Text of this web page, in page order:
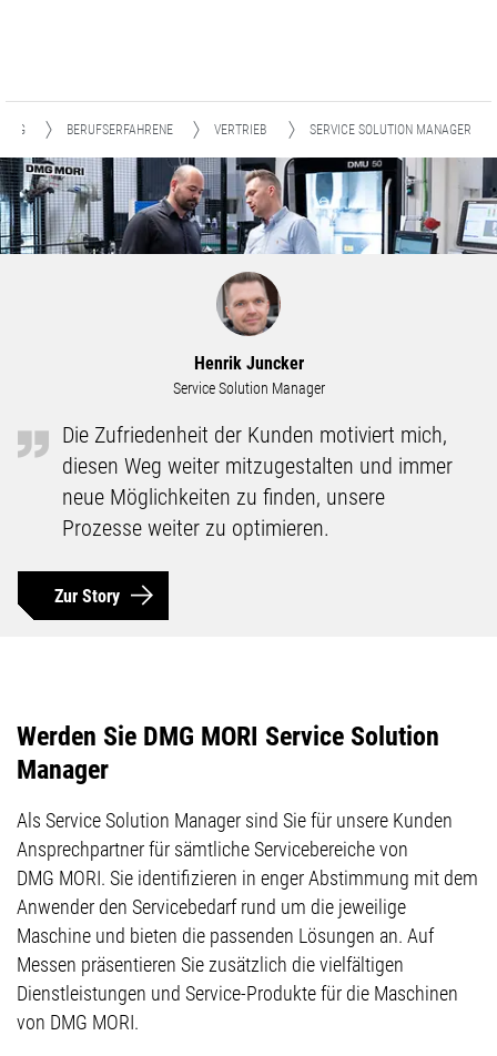
BERUFSERFAHRENE VERTRIEB SERVICE SOLUTION MANAGER
Henrik Juncker
Service Solution Manager
Die Zufriedenheit der Kunden motiviert mich,
diesen Weg weiter mitzugestalten und immer
neue Möglichkeiten zu finden, unsere
Prozesse weiter zu optimieren.
Zur Story
Werden Sie DMG MORI Service Solution
Manager
Als Service Solution Manager sind Sie für unsere Kunden
Ansprechpartner für sämtliche Servicebereiche von
DMG MORI. Sie identifizieren in enger Abstimmung mit dem
Anwender den Servicebedarf rund um die jeweilige
Maschine und bieten die passenden Lösungen an. Auf
Messen präsentieren Sie zusätzlich die vielfältigen
Dienstleistungen und Service-Produkte für die Maschinen
von DMG MORI.